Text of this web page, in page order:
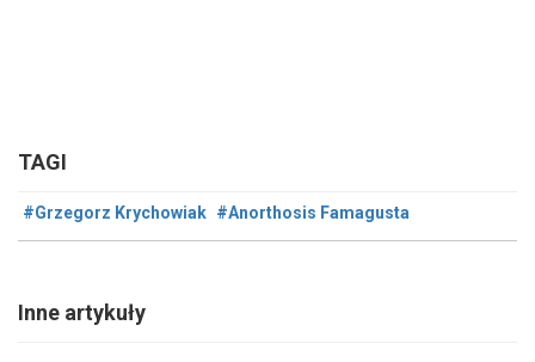
TAGI
#Grzegorz Krychowiak #Anorthosis Famagusta
Inne artykuły